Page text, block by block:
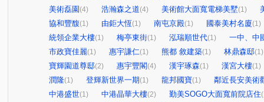
美術磊園 (4) 浩瀚森之道(4) 美術館大面寬電梯美墅(1)
協和豐馥(1) 由鉅大恆(1) 南屯京殿(1) 國泰美村名廈(1)
統領企業大樓(1) 梅亭東街(1) 泓瑞順世代(1)
一中、中
市政寶佳麗(1) 惠宇謙仁(1) 熊都 敘建築(1) 林鼎森邸(1)
寶輝園道尊邸(2) 惠宇豐閣(4) 漢宇琢森(1) 漢宮大樓(1)
潤隆(1) 登輝新世界一期(1) 龍邦國寶(1)
鄰近長安美術
中港盛世(1) 中港晶華大樓(2) 勤美SOGO大面寬前院店住